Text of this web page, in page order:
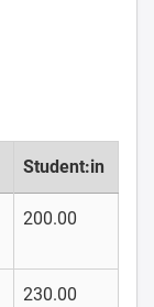
Student:in
200.00
230.00